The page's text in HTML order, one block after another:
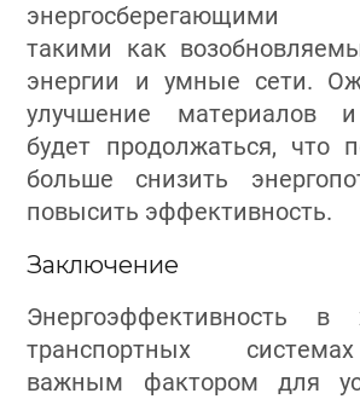
энергосберегающими
такими как
энергии и умные сети.
улучшение материалов и
будет продолжаться, что
больше снизить
повысить эффективность.
Заключение
Энергоэффективность в
транспортных
важным фактором для